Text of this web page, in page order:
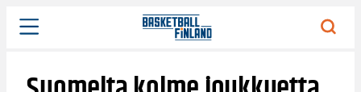
Siirry
sisältöön